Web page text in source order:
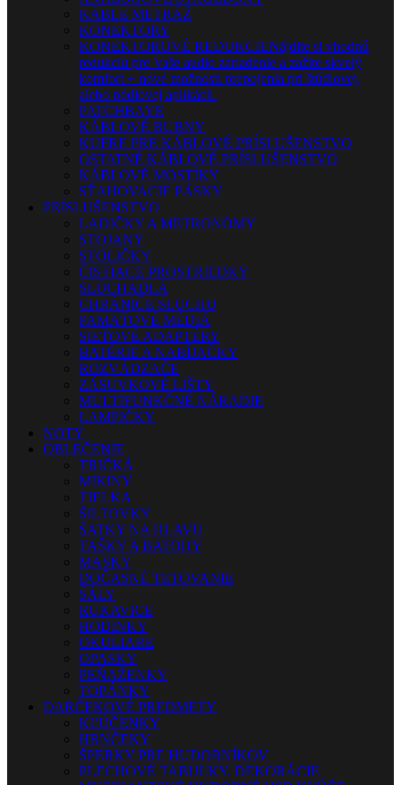
KÁBLE METRÁŽ
KONEKTORY
KONEKTOROVÉ REDUKCIENájdite si vhodnú
redukciu pre Vaše audio zariadenie a zažite skvelý
komfort + nové možnosti prepojenia pri štúdiovej,
alebo pódiovej aplikácii.
PATCHBAYE
KÁBLOVÉ BUBNY
KUFRE PRE KÁBLOVÉ PRÍSLUŠENSTVO
OSTATNÉ KÁBLOVÉ PRÍSLUŠENSTVO
KÁBLOVÉ MOSTÍKY
SŤAHOVACIE PÁSKY
PRÍSLUŠENSTVO
LADIČKY A METRONÓMY
STOJANY
STOLIČKY
ČISTIACE PROSTRIEDKY
SLÚCHADLÁ
CHRÁNIČE SLUCHU
PAMÄŤOVÉ MÉDIÁ
SIEŤOVÉ ADAPTÉRY
BATÉRIE A NABÍJAČKY
ROZVÁDZAČE
ZÁSUVKOVÉ LIŠTY
MULTIFUNKČNÉ NÁRADIE
LAMPIČKY
NOTY
OBLEČENIE
TRIČKÁ
MIKINY
TIELKA
ŠILTOVKY
ŠATKY NA HLAVU
TAŠKY A BATOHY
MASKY
DOČASNÉ TETOVANIE
ŠÁLY
RUKAVICE
HODINKY
OKULIARE
OPASKY
PEŇAŽENKY
TOPÁNKY
DARČEKOVÉ PREDMETY
KĽÚČENKY
HRNČEKY
ŠPERKY PRE HUDOBNÍKOV
PLECHOVÉ TABUĽKY, DEKORÁCIE